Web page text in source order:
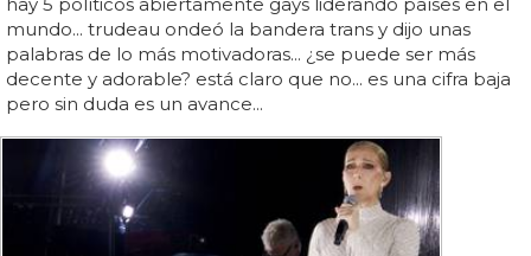
mundo... trudeau ondeó la bandera trans y dijo unas
palabras de lo más motivadoras... ¿se puede ser más
decente y adorable? está claro que no... es una cifra baja
pero sin duda es un avance...